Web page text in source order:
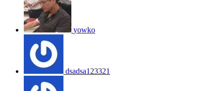
yowko
dsadsa123321